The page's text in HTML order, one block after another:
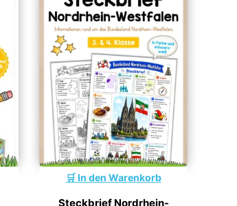
In den Warenkorb
Steckbrief Nordrhein-